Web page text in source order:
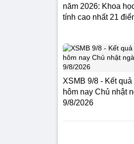
năm 2026: Khoa
tính cao nhất 21
XSMB 9/8 - Kết quả
hôm nay Chủ nhật
9/8/2026